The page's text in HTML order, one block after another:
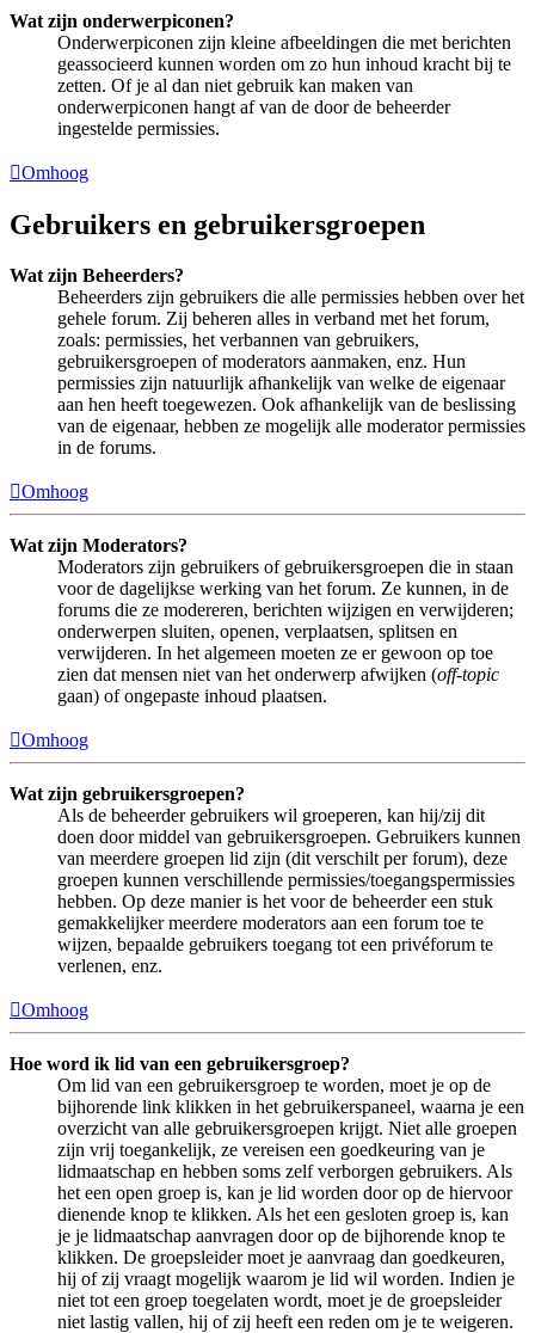
Wat zijn onderwerpiconen?
Onderwerpiconen zijn kleine afbeeldingen die met berichten
geassocieerd kunnen worden om zo hun inhoud kracht bij te
zetten. Of je al dan niet gebruik kan maken van
onderwerpiconen hangt af van de door de beheerder
ingestelde permissies.
Omhoog
Gebruikers en gebruikersgroepen
Wat zijn Beheerders?
Beheerders zijn gebruikers die alle permissies hebben over het
gehele forum. Zij beheren alles in verband met het forum,
zoals: permissies, het verbannen van gebruikers,
gebruikersgroepen of moderators aanmaken, enz. Hun
permissies zijn natuurlijk afhankelijk van welke de eigenaar
aan hen heeft toegewezen. Ook afhankelijk van de beslissing
van de eigenaar, hebben ze mogelijk alle moderator permissies
in de forums.
Omhoog
Wat zijn Moderators?
Moderators zijn gebruikers of gebruikersgroepen die in staan
voor de dagelijkse werking van het forum. Ze kunnen, in de
forums die ze modereren, berichten wijzigen en verwijderen;
onderwerpen sluiten, openen, verplaatsen, splitsen en
verwijderen. In het algemeen moeten ze er gewoon op toe
zien dat mensen niet van het onderwerp afwijken (off-topic
gaan) of ongepaste inhoud plaatsen.
Omhoog
Wat zijn gebruikersgroepen?
Als de beheerder gebruikers wil groeperen, kan hij/zij dit
doen door middel van gebruikersgroepen. Gebruikers kunnen
van meerdere groepen lid zijn (dit verschilt per forum), deze
groepen kunnen verschillende permissies/toegangspermissies
hebben. Op deze manier is het voor de beheerder een stuk
gemakkelijker meerdere moderators aan een forum toe te
wijzen, bepaalde gebruikers toegang tot een privéforum te
verlenen, enz.
Omhoog
Hoe word ik lid van een gebruikersgroep?
Om lid van een gebruikersgroep te worden, moet je op de
bijhorende link klikken in het gebruikerspaneel, waarna je een
overzicht van alle gebruikersgroepen krijgt. Niet alle groepen
zijn vrij toegankelijk, ze vereisen een goedkeuring van je
lidmaatschap en hebben soms zelf verborgen gebruikers. Als
het een open groep is, kan je lid worden door op de hiervoor
dienende knop te klikken. Als het een gesloten groep is, kan
je je lidmaatschap aanvragen door op de bijhorende knop te
klikken. De groepsleider moet je aanvraag dan goedkeuren,
hij of zij vraagt mogelijk waarom je lid wil worden. Indien je
niet tot een groep toegelaten wordt, moet je de groepsleider
niet lastig vallen, hij of zij heeft een reden om je te weigeren.